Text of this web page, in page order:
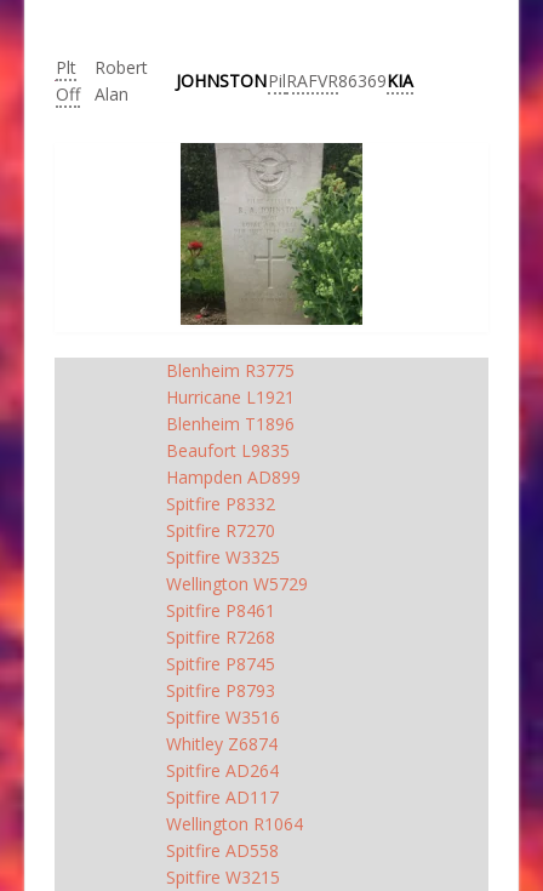
Plt
Off
Robert
Alan
JOHNSTONPilRAFVR86369KIA
Blenheim R3775
Hurricane L1921
Blenheim T1896
Beaufort L9835
Hampden AD899
Spitfire P8332
Spitfire R7270
Spitfire W3325
Wellington W5729
Spitfire P8461
Spitfire R7268
Spitfire P8745
Spitfire P8793
Spitfire W3516
Whitley Z6874
Spitfire AD264
Spitfire AD117
Wellington R1064
Spitfire AD558
Spitfire W3215